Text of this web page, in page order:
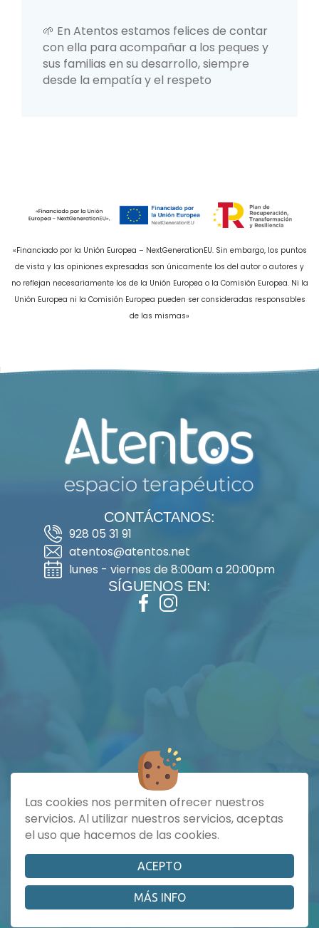
Las cookies nos permiten ofrecer nuestros
servicios. Al utilizar nuestros servicios, aceptas
el uso que hacemos de las cookies.
ACEPTO
MÁS INFO
🌱 En Atentos estamos felices de contar
con ella para acompañar a los peques y
sus familias en su desarrollo, siempre
desde la empatía y el respeto
«Financiado por la Unión Europea – NextGenerationEU. Sin embargo, los puntos
de vista y las opiniones expresadas son únicamente los del autor o autores y
no reflejan necesariamente los de la Unión Europea o la Comisión Europea. Ni la
Unión Europea ni la Comisión Europea pueden ser consideradas responsables
de las mismas»
CONTÁCTANOS:
928 05 31 91
atentos@atentos.net
lunes - viernes de 8:00am a 20:00pm
SÍGUENOS EN:
Aviso Legal | Política de Privacidad
Condiciones de compra